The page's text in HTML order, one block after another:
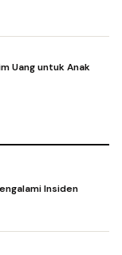
Uang untuk Anak
Insiden